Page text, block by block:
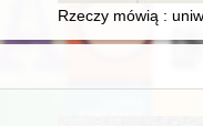
miejskiego i katalog
komunistycznej w
Rzeczy mówią :